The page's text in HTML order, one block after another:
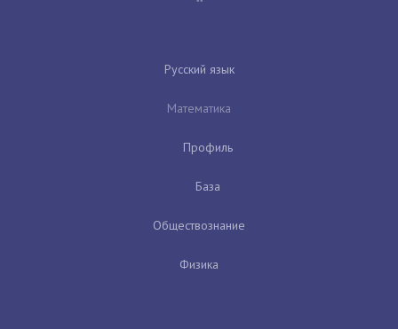
Русский язык
Математика
Профиль
База
Обществознание
Физика